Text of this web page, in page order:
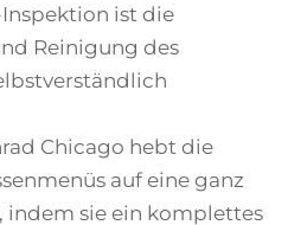
ist die
Reinigung des
Chicago hebt die
auf eine ganz
indem sie ein komplettes